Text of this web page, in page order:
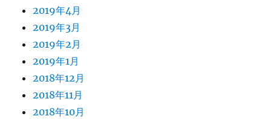
2019年4月
2019年3月
2019年2月
2019年1月
2018年12月
2018年11月
2018年10月